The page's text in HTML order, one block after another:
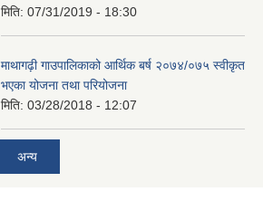
मिति: 07/31/2019 - 18:30
माथागढ़ी गाउपालिकाको आर्थिक बर्ष २०७४/०७५ स्वीकृत
भएका योजना तथा परियोजना
मिति: 03/28/2018 - 12:07
अन्य